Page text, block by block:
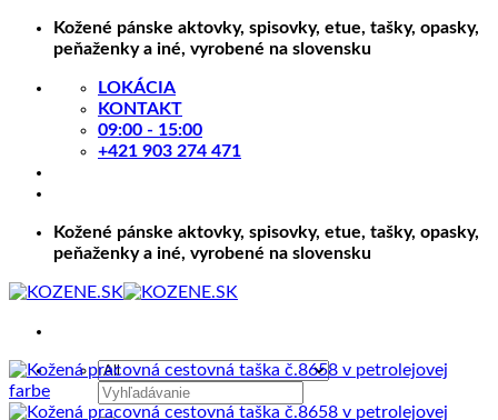
Skip
Kožené pánske aktovky, spisovky, etue, tašky, opasky,
peňaženky a iné, vyrobené na slovensku
LOKÁCIA
KONTAKT
09:00 - 15:00
+421 903 274 471
Kožené pánske aktovky, spisovky, etue, tašky, opasky,
peňaženky a iné, vyrobené na slovensku
Hľadať: